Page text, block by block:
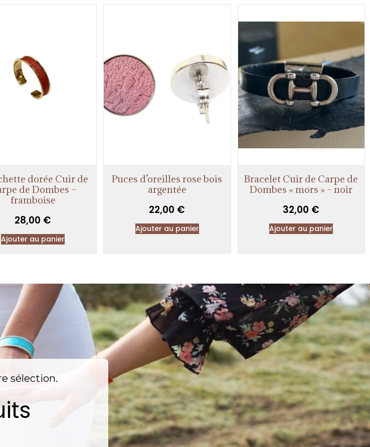
dorée Cuir de
de Dombes –
framboise
28,00 €
Ajouter au panier
Puces d’oreilles rose bois
argentée
22,00 €
Ajouter au panier
Bracelet Cuir de Carpe de
Dombes « mors » – noir
32,00 €
Ajouter au panier
sélection.